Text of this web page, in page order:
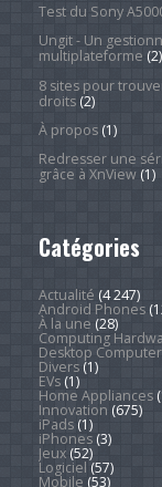
Test du Sony
Ungit - Un
multiplateforme (2)
8 sites pour
droits(2)
À propos(1)
Redresser une
grâce à XnView(1)
Catégories
Actualité (4 247)
Android Phones
À la une (28)
Computing
Desktop
Divers(1)
EVs(1)
Home Appliances
Innovation (675)
iPads(1)
iPhones(3)
Jeux(52)
Logiciel (57)
Mobile (53)